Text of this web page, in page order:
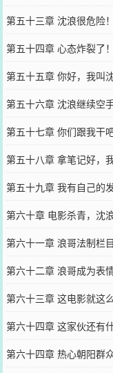
第五十三章 沈浪很危险！
第五十四章 心态炸裂了！
第五十五章 你好，我叫
第五十六章 沈浪继续空
第五十七章 你们跟我干吧
第五十八章 拿笔记好，
第五十九章 我有自己的
第六十章 电影杀青，沈
第六十一章 浪哥法制
第六十二章 浪哥成为表
第六十三章 这电影就这么
第六十四章 这家伙还有
第六十四章 热心朝阳群